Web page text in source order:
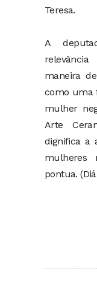
Teresa.
A
maneira
como uma
mulher
Arte
dignifica a
mulheres
pontua.